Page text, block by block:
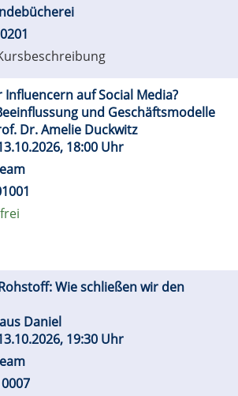
auf Social Media?
und Geschäftsmodelle
Dr. Amelie Duckwitz
18:00 Uhr
Wie schließen wir den
Daniel
19:30 Uhr